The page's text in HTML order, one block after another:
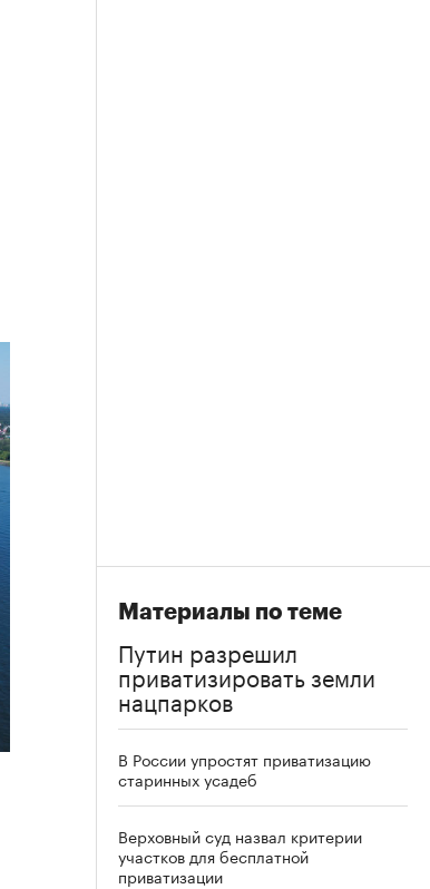
Материалы по теме
Путин разрешил
приватизировать земли
нацпарков
В России упростят приватизацию
старинных усадеб
Верховный суд назвал критерии
участков для бесплатной
приватизации